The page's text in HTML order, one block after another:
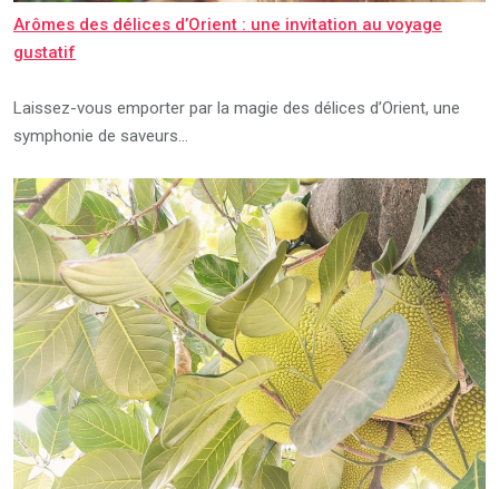
Arômes des délices d’Orient : une invitation au voyage
gustatif
Laissez-vous emporter par la magie des délices d’Orient, une
symphonie de saveurs…